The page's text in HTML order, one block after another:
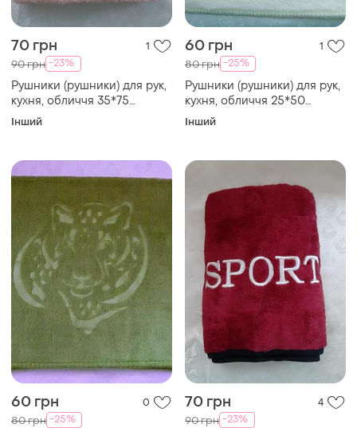
70 грн 1
90 грн -23%
Рушники (рушники) для рук,
кухня, обличчя 35*75
мікрофібра махра з
Інший
60 грн 1
80 грн -25%
Рушники (рушники) для рук,
кухня, обличчя 25*50
мікрофібра молочний,
Інший
60 грн 0
80 грн -25%
70 грн 4
90 грн -23%